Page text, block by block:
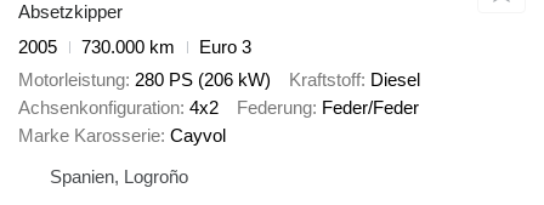
Absetzkipper
2005
730.000 km
Euro 3
Motorleistung 280 PS (206 kW) Kraftstoff Diesel
Achsenkonfiguration 4x2 Federung Feder/Feder
Marke Karosserie Cayvol
Spanien, Logroño